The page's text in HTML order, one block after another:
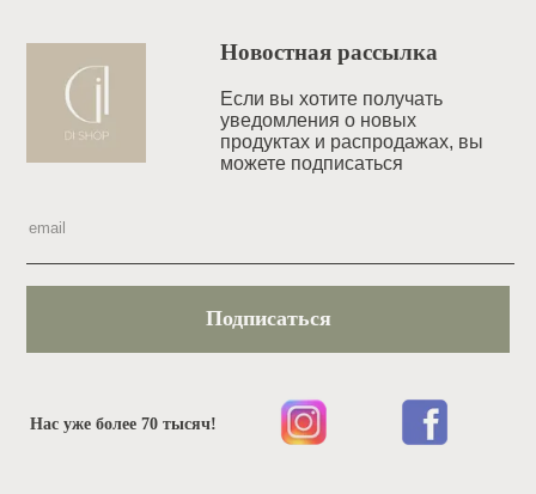
Новостная рассылка
Если вы хотите получать
уведомления o новых
продуктах и распродажах, вы
можете подписаться
Подписаться
Нас уже более 70 тысяч!